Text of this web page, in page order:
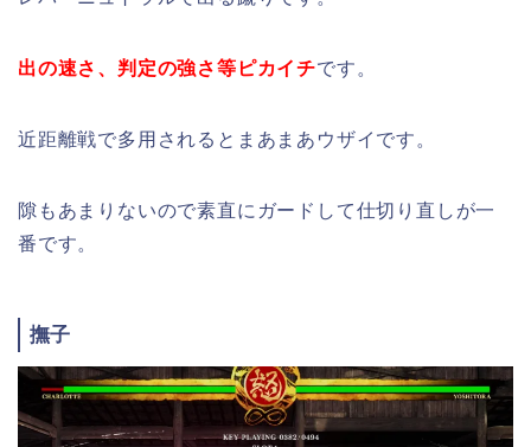
出の速さ、判定の強さ等ピカイチです。
近距離戦で多用されるとまあまあウザイです。
隙もあまりないので素直にガードして仕切り直しが一
番です。
撫子